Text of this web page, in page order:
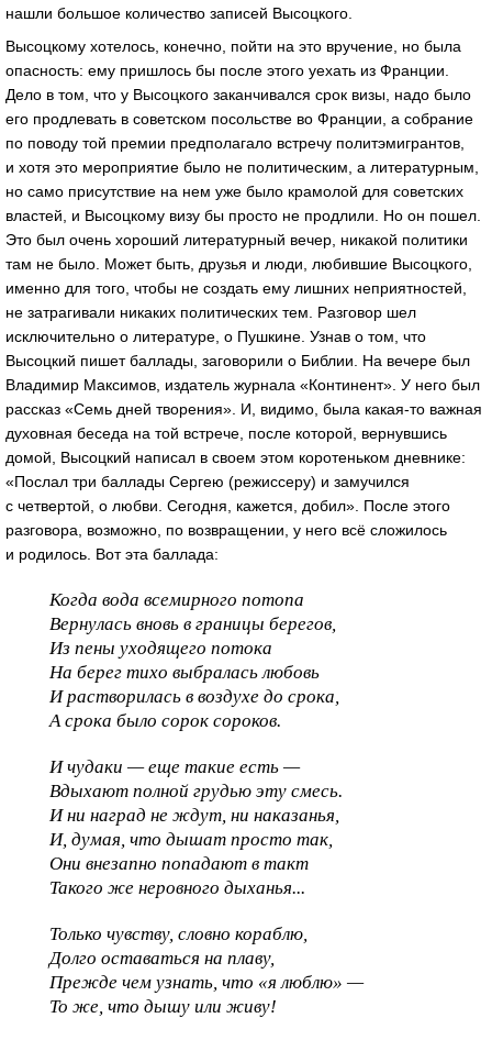
нашли большое количество записей Высоцкого.
Высоцкому хотелось, конечно, пойти на это вручение, но была
опасность: ему пришлось бы после этого уехать из Франции.
Дело в том, что у Высоцкого заканчивался срок визы, надо было
его продлевать в советском посольстве во Франции, а собрание
по поводу той премии предполагало встречу политэмигрантов,
и хотя это мероприятие было не политическим, а литературным,
но само присутствие на нем уже было крамолой для советских
властей, и Высоцкому визу бы просто не продлили. Но он пошел.
Это был очень хороший литературный вечер, никакой политики
там не было. Может быть, друзья и люди, любившие Высоцкого,
именно для того, чтобы не создать ему лишних неприятностей,
не затрагивали никаких политических тем. Разговор шел
исключительно о литературе, о Пушкине. Узнав о том, что
Высоцкий пишет баллады, заговорили о Библии. На вечере был
Владимир Максимов, издатель журнала «Континент». У него был
рассказ «Семь дней творения». И, видимо, была какая-то важная
духовная беседа на той встрече, после которой, вернувшись
домой, Высоцкий написал в своем этом коротеньком дневнике:
«Послал три баллады Сергею (режиссеру) и замучился
с четвертой, о любви. Сегодня, кажется, добил». После этого
разговора, возможно, по возвращении, у него всё сложилось
и родилось. Вот эта баллада:
Когда вода всемирного потопа
Вернулась вновь в границы берегов,
Из пены уходящего потока
На берег тихо выбралась любовь
И растворилась в воздухе до срока,
А срока было сорок сороков.
И чудаки — еще такие есть —
Вдыхают полной грудью эту смесь.
И ни наград не ждут, ни наказанья,
И, думая, что дышат просто так,
Они внезапно попадают в такт
Такого же неровного дыханья...
Только чувству, словно кораблю,
Долго оставаться на плаву,
Прежде чем узнать, что «я люблю» —
То же, что дышу или живу!